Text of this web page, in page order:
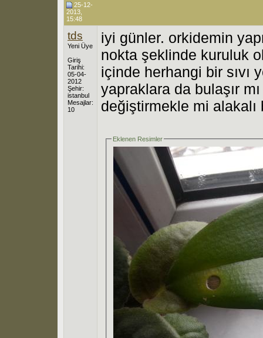
25-12-
2013,
15:48
tds
Yeni Üye
Giriş
Tarihi:
05-04-
2012
Şehir:
istanbul
Mesajlar:
10
iyi günler. orkidemin
nokta şeklinde kuruluk
içinde herhangi bir sıvı
yapraklara da bulaşır
değiştirmekle mi alakalı
Eklenen Resimler